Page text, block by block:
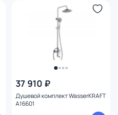
37 910 ₽
Душевой комплект WasserKRAFT
A16601